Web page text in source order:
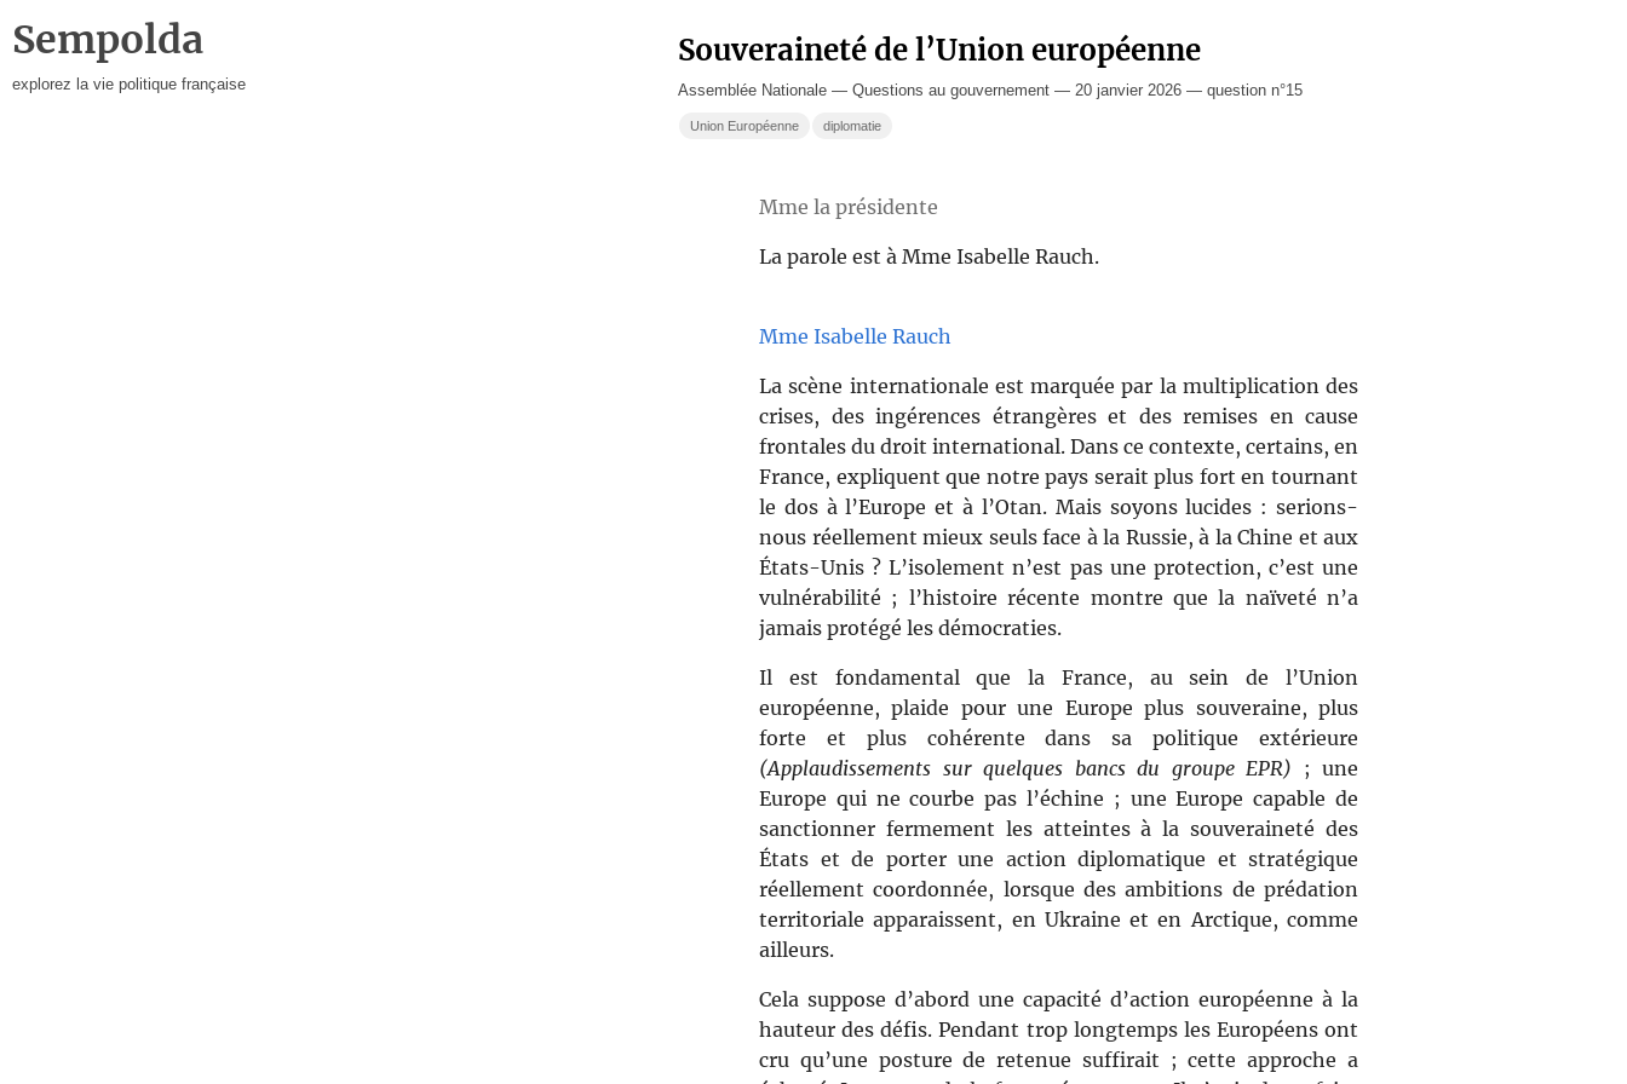
Sempolda
explorez la vie politique française
Souveraineté de l’Union européenne
Assemblée Nationale — Questions au gouvernement — 20 janvier 2026 — question n°15
Union Européenne diplomatie
Mme la présidente
La parole est à Mme Isabelle Rauch.
Mme Isabelle Rauch
La scène internationale est marquée par la multiplication des
crises, des ingérences étrangères et des remises en cause
frontales du droit international. Dans ce contexte, certains, en
France, expliquent que notre pays serait plus fort en tournant
le dos à l’Europe et à l’Otan. Mais soyons lucides : serions-
nous réellement mieux seuls face à la Russie, à la Chine et aux
États-Unis ? L’isolement n’est pas une protection, c’est une
vulnérabilité ; l’histoire récente montre que la naïveté n’a
jamais protégé les démocraties.
Il est fondamental que la France, au sein de l’Union
européenne, plaide pour une Europe plus souveraine, plus
forte et plus cohérente dans sa politique extérieure
(Applaudissements sur quelques bancs du groupe EPR) ; une
Europe qui ne courbe pas l’échine ; une Europe capable de
sanctionner fermement les atteintes à la souveraineté des
États et de porter une action diplomatique et stratégique
réellement coordonnée, lorsque des ambitions de prédation
territoriale apparaissent, en Ukraine et en Arctique, comme
ailleurs.
Cela suppose d’abord une capacité d’action européenne à la
hauteur des défis. Pendant trop longtemps les Européens ont
cru qu’une posture de retenue suffirait ; cette approche a